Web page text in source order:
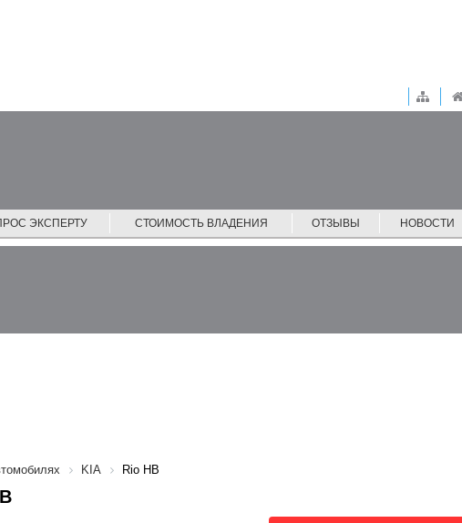
ЭКСПЕРТУ СТОИМОСТЬ ВЛАДЕНИЯ ОТЗЫВЫ НОВОСТИ
KIA Rio HB